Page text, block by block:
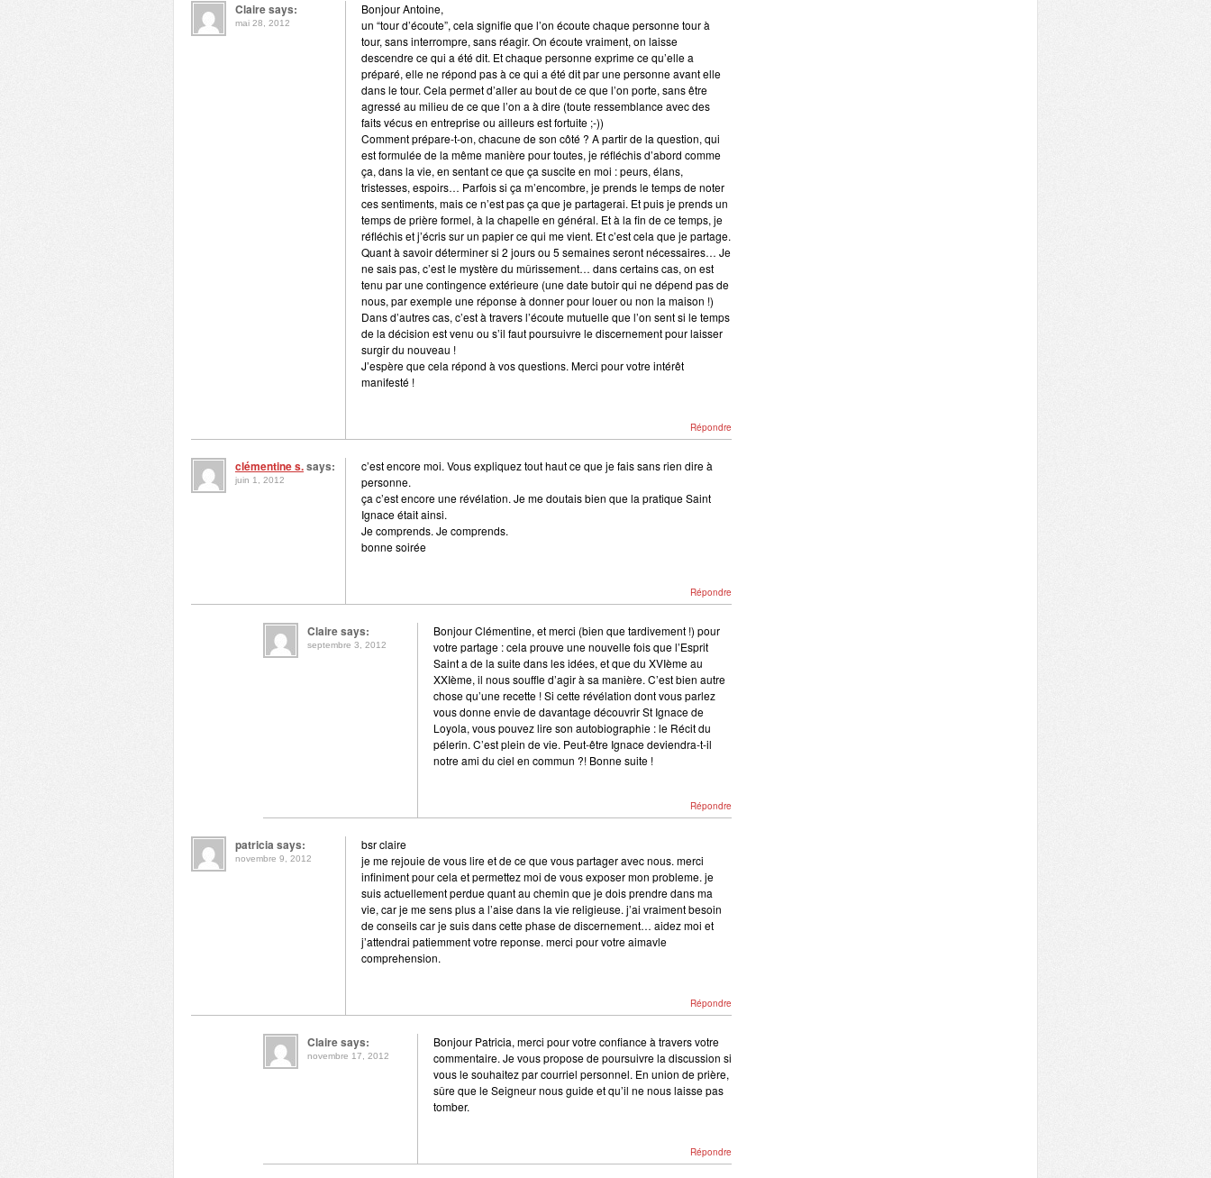
Claire says:
mai 28, 2012
Bonjour Antoine,
un “tour d’écoute”, cela signifie que l’on écoute chaque personne tour à
tour, sans interrompre, sans réagir. On écoute vraiment, on laisse
descendre ce qui a été dit. Et chaque personne exprime ce qu’elle a
préparé, elle ne répond pas à ce qui a été dit par une personne avant elle
dans le tour. Cela permet d’aller au bout de ce que l’on porte, sans être
agressé au milieu de ce que l’on a à dire (toute ressemblance avec des
faits vécus en entreprise ou ailleurs est fortuite ;-))
Comment prépare-t-on, chacune de son côté ? A partir de la question, qui
est formulée de la même manière pour toutes, je réfléchis d’abord comme
ça, dans la vie, en sentant ce que ça suscite en moi : peurs, élans,
tristesses, espoirs… Parfois si ça m’encombre, je prends le temps de noter
ces sentiments, mais ce n’est pas ça que je partagerai. Et puis je prends un
temps de prière formel, à la chapelle en général. Et à la fin de ce temps, je
réfléchis et j’écris sur un papier ce qui me vient. Et c’est cela que je partage.
Quant à savoir déterminer si 2 jours ou 5 semaines seront nécessaires… Je
ne sais pas, c’est le mystère du mûrissement… dans certains cas, on est
tenu par une contingence extérieure (une date butoir qui ne dépend pas de
nous, par exemple une réponse à donner pour louer ou non la maison !)
Dans d’autres cas, c’est à travers l’écoute mutuelle que l’on sent si le temps
de la décision est venu ou s’il faut poursuivre le discernement pour laisser
surgir du nouveau !
J’espère que cela répond à vos questions. Merci pour votre intérêt
manifesté !
Répondre
clémentine s.says:
juin 1, 2012
c’est encore moi. Vous expliquez tout haut ce que je fais sans rien dire à
personne.
ça c’est encore une révélation. Je me doutais bien que la pratique Saint
Ignace était ainsi.
Je comprends. Je comprends.
bonne soirée
Répondre
Claire says:
septembre 3, 2012
Bonjour Clémentine, et merci (bien que tardivement !) pour
votre partage : cela prouve une nouvelle fois que l’Esprit
Saint a de la suite dans les idées, et que du XVIème au
XXIème, il nous souffle d’agir à sa manière. C’est bien autre
chose qu’une recette ! Si cette révélation dont vous parlez
vous donne envie de davantage découvrir St Ignace de
Loyola, vous pouvez lire son autobiographie : le Récit du
pélerin. C’est plein de vie. Peut-être Ignace deviendra-t-il
notre ami du ciel en commun ?! Bonne suite !
Répondre
patricia says:
novembre 9, 2012
bsr claire
je me rejouie de vous lire et de ce que vous partager avec nous. merci
infiniment pour cela et permettez moi de vous exposer mon probleme. je
suis actuellement perdue quant au chemin que je dois prendre dans ma
vie, car je me sens plus a l’aise dans la vie religieuse. j’ai vraiment besoin
de conseils car je suis dans cette phase de discernement… aidez moi et
j’attendrai patiemment votre reponse. merci pour votre aimavle
comprehension.
Répondre
Claire says:
novembre 17, 2012
Bonjour Patricia, merci pour votre confiance à travers votre
commentaire. Je vous propose de poursuivre la discussion si
vous le souhaitez par courriel personnel. En union de prière,
sûre que le Seigneur nous guide et qu’il ne nous laisse pas
tomber.
Répondre